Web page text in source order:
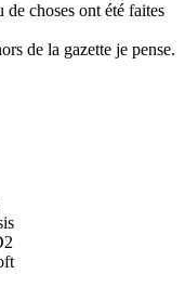
choses ont été faites
de la gazette je pense.